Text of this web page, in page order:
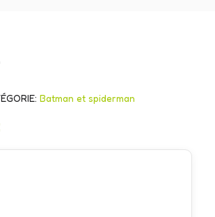
Batman et spiderman